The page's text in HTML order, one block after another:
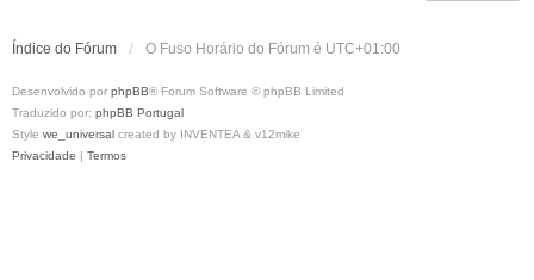
Índice do Fórum O Fuso Horário do Fórum é UTC+01:00
Desenvolvido por phpBB® Forum Software © phpBB Limited
Traduzido por: phpBB Portugal
Style we_universal created by INVENTEA & v12mike
Privacidade | Termos